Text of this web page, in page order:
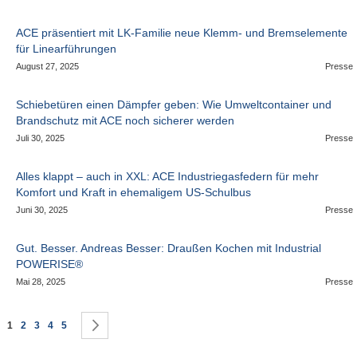
ACE präsentiert mit LK-Familie neue Klemm- und Bremselemente
für Linearführungen
August 27, 2025 Presse
Schiebetüren einen Dämpfer geben: Wie Umweltcontainer und
Brandschutz mit ACE noch sicherer werden
Juli 30, 2025 Presse
Alles klappt – auch in XXL: ACE Industriegasfedern für mehr
Komfort und Kraft in ehemaligem US-Schulbus
Juni 30, 2025 Presse
Gut. Besser. Andreas Besser: Draußen Kochen mit Industrial
POWERISE®
Mai 28, 2025 Presse
Seite
Sie lesen gerade die Seite
1 Seite
2 Seite
3 Seite
4 Seite
5